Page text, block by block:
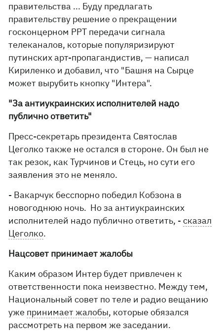
правительства ... Буду предлагать
правительству решение о прекращении
госконцерном РРТ передачи сигнала
телеканалов, которые популяризируют
путинских арт-пропагандистив, — написал
Кириленко и добавил, что "Башня на Сырце
может вырубить кнопку "Интера".
"За антиукраинских исполнителей надо
публично ответить"
Пресс-секретарь президента Святослав
Цеголко также не остался в стороне. Он был не
так резок, как Турчинов и Стець, но сути его
заявления это не меняло.
- Вакарчук бесспорно победил Кобзона в
новогоднюю ночь. Но за антиукраинских
исполнителей надо публично ответить, -сказал
Цеголко.
Нацсовет принимает жалобы
Каким образом Интер будет привлечен к
ответственности пока неизвестно. Между тем,
Национальный совет по теле и радио вещанию
уже принимает жалобы, которые обязался
рассмотреть на первом же заседании.